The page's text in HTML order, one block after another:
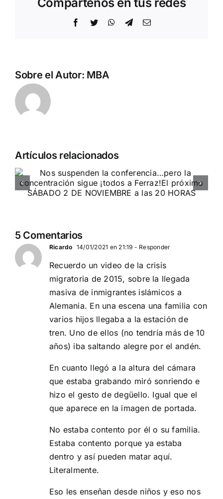
Facebook
Twitter WhatsApp
TelegramCorreo
Sobre el Autor: MBA
Artículos relacionados
Acto en Barcelona: España y
Serbia contra el separatismo
globalista
5 Comentarios
Ricardo 14/01/2021 en 21:19 - Responder
Recuerdo un video de la crisis
migratoria de 2015, sobre la llegada
masiva de inmigrantes islámicos a
Alemania. En una escena una familia con
varios hijos llegaba a la estación de
tren. Uno de ellos (no tendría más de 10
años) iba saltando alegre por el andén.
En cuanto llegó a la altura del cámara
que estaba grabando miró sonriendo e
hizo el gesto de degüello. Igual que el
que aparece en la imagen de portada.
No estaba contento por él o su familia.
Estaba contento porque ya estaba
dentro y así pueden matar aquí.
Literalmente.
Eso les enseñan desde niños y eso nos